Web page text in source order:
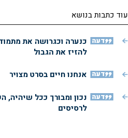
עוד כתבות בנושא
דעה כנערה וכגרושה את
להזיז את הגבול
דעה אנחנו חיים בסרט מצויר
דעה נכון ומבורך ככל שיהיה,
לרסיסים